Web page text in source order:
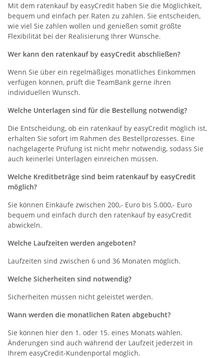
Mit dem ratenkauf by easyCredit haben Sie die Möglichkeit,
bequem und einfach per Raten zu zahlen. Sie entscheiden,
wie viel Sie zahlen wollen und genießen somit größte
Flexibilität bei der Realisierung Ihrer Wünsche.
Wer kann den ratenkauf by easyCredit abschließen?
Wenn Sie über ein regelmäßiges monatliches Einkommen
verfügen können, prüft die TeamBank gerne ihren
individuellen Wunsch.
Welche Unterlagen sind für die Bestellung notwendig?
Die Entscheidung, ob ein ratenkauf by easyCredit möglich ist,
erhalten Sie sofort im Rahmen des Bestellprozesses. Eine
nachgelagerte Prüfung ist nicht mehr notwendig, sodass Sie
auch keinerlei Unterlagen einreichen müssen.
Welche Kreditbeträge sind beim ratenkauf by easyCredit
möglich?
Sie können Einkäufe zwischen 200,- Euro bis 5.000,- Euro
bequem und einfach durch den ratenkauf by easyCredit
abwickeln.
Welche Laufzeiten werden angeboten?
Laufzeiten sind zwischen 6 und 36 Monaten möglich.
Welche Sicherheiten sind notwendig?
Sicherheiten müssen nicht geleistet werden.
Wann werden die monatlichen Raten abgebucht?
Sie können hier den 1. oder 15. eines Monats wählen.
Änderungen sind auch während der Laufzeit jederzeit in
Ihrem easyCredit-Kundenportal möglich.